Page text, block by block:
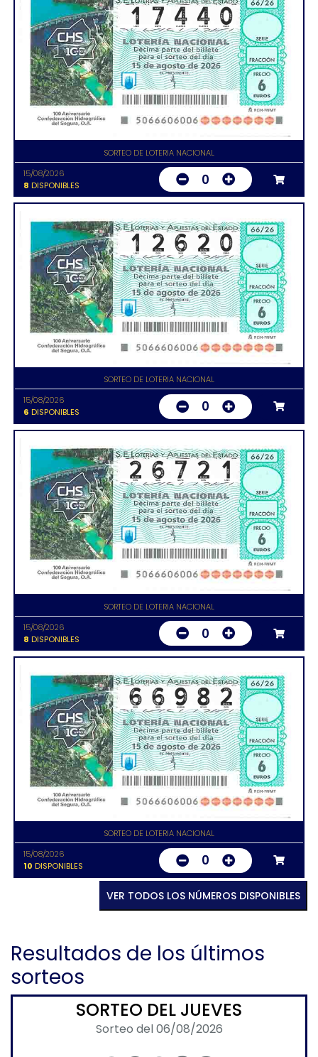
SORTEO DE LOTERIA NACIONAL
15/08/2026
8 DISPONIBLES 0
SORTEO DE LOTERIA NACIONAL
15/08/2026
6 DISPONIBLES 0
SORTEO DE LOTERIA NACIONAL
15/08/2026
8 DISPONIBLES 0
SORTEO DE LOTERIA NACIONAL
15/08/2026
10 DISPONIBLES 0
VER TODOS LOS NÚMEROS DISPONIBLES
Resultados de los últimos
sorteos
SORTEO DEL JUEVES
Sorteo del 06/08/2026